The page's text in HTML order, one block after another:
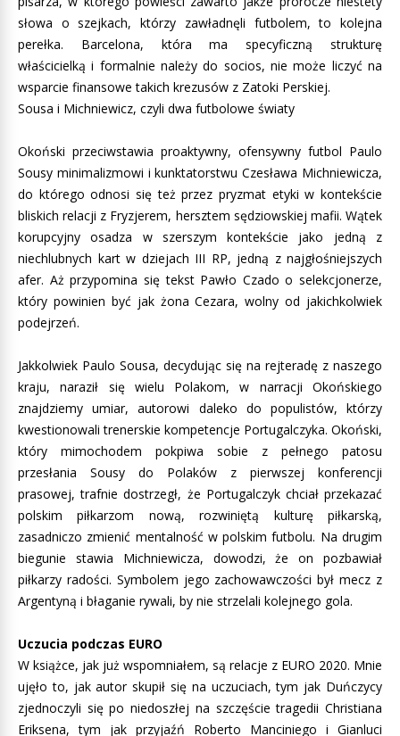
słowa o szejkach, którzy zawładnęli futbolem, to kolejna
perełka. Barcelona, która ma specyficzną strukturę
właścicielką i formalnie należy do socios, nie może liczyć na
wsparcie finansowe takich krezusów z Zatoki Perskiej.
Sousa i Michniewicz, czyli dwa futbolowe światy
Okoński przeciwstawia proaktywny, ofensywny futbol Paulo
Sousy minimalizmowi i kunktatorstwu Czesława Michniewicza,
do którego odnosi się też przez pryzmat etyki w kontekście
bliskich relacji z Fryzjerem, hersztem sędziowskiej mafii. Wątek
korupcyjny osadza w szerszym kontekście jako jedną z
niechlubnych kart w dziejach III RP, jedną z najgłośniejszych
afer. Aż przypomina się tekst Pawło Czado o selekcjonerze,
który powinien być jak żona Cezara, wolny od jakichkolwiek
podejrzeń.
Jakkolwiek Paulo Sousa, decydując się na rejteradę z naszego
kraju, naraził się wielu Polakom, w narracji Okońskiego
znajdziemy umiar, autorowi daleko do populistów, którzy
kwestionowali trenerskie kompetencje Portugalczyka. Okoński,
który mimochodem pokpiwa sobie z pełnego patosu
przesłania Sousy do Polaków z pierwszej konferencji
prasowej, trafnie dostrzegł, że Portugalczyk chciał przekazać
polskim piłkarzom nową, rozwiniętą kulturę piłkarską,
zasadniczo zmienić mentalność w polskim futbolu. Na drugim
biegunie stawia Michniewicza, dowodzi, że on pozbawiał
piłkarzy radości. Symbolem jego zachowawczości był mecz z
Argentyną i błaganie rywali, by nie strzelali kolejnego gola.
Uczucia podczas EURO
W książce, jak już wspomniałem, są relacje z EURO 2020. Mnie
ujęło to, jak autor skupił się na uczuciach, tym jak Duńczycy
zjednoczyli się po niedoszłej na szczęście tragedii Christiana
Eriksena, tym jak przyjaźń Roberto Manciniego i Gianluci